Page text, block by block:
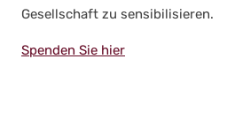
Gesell­schaft zu sen­si­bi­li­sie­ren.
Spen­den Sie hier